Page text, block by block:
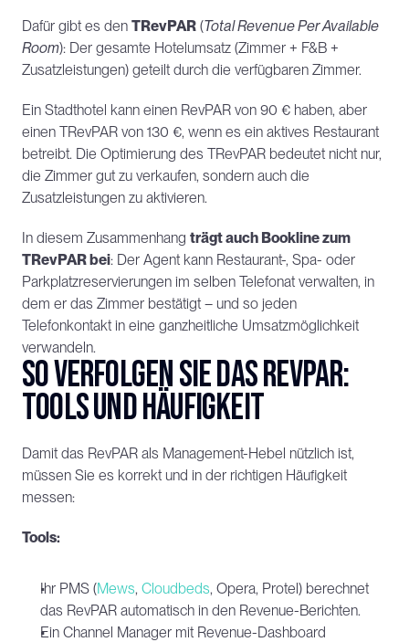
Dafür gibt es den TRevPAR (Total Revenue Per Available
Room): Der gesamte Hotelumsatz (Zimmer + F&B +
Zusatzleistungen) geteilt durch die verfügbaren Zimmer.
Ein Stadthotel kann einen RevPAR von 90 € haben, aber
einen TRevPAR von 130 €, wenn es ein aktives Restaurant
betreibt. Die Optimierung des TRevPAR bedeutet nicht nur,
die Zimmer gut zu verkaufen, sondern auch die
Zusatzleistungen zu aktivieren.
In diesem Zusammenhang trägt auch Bookline zum
TRevPAR bei: Der Agent kann Restaurant-, Spa- oder
Parkplatzreservierungen im selben Telefonat verwalten, in
dem er das Zimmer bestätigt – und so jeden
Telefonkontakt in eine ganzheitliche Umsatzmöglichkeit
verwandeln.
So verfolgen Sie das RevPAR:
Tools und Häufigkeit
Damit das RevPAR als Management-Hebel nützlich ist,
müssen Sie es korrekt und in der richtigen Häufigkeit
messen:
Tools:
Ihr PMS (Mews, Cloudbeds, Opera, Protel) berechnet
das RevPAR automatisch in den Revenue-Berichten.
Ein Channel Manager mit Revenue-Dashboard